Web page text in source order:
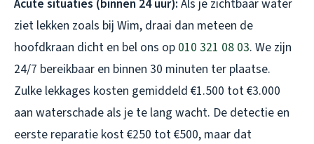
Acute situaties (binnen 24 uur): Als je zichtbaar water
ziet lekken zoals bij Wim, draai dan meteen de
hoofdkraan dicht en bel ons op 010 321 08 03. We zijn
24/7 bereikbaar en binnen 30 minuten ter plaatse.
Zulke lekkages kosten gemiddeld €1.500 tot €3.000
aan waterschade als je te lang wacht. De detectie en
eerste reparatie kost €250 tot €500, maar dat